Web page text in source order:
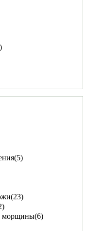
(5)
(23)
морщины(6)